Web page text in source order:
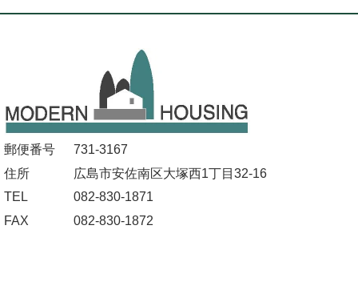
郵便番号
731-3167
住所
広島市安佐南区大塚西1丁目32-16
TEL
082-830-1871
FAX
082-830-1872